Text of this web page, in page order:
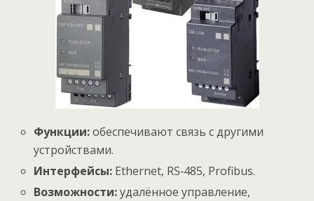
Функции:обеспечивают связь с другими
устройствами.
Интерфейсы: Ethernet, RS‑485, Profibus.
Возможности:удалённое управление,